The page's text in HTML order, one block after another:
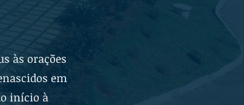
às orações
em
início à